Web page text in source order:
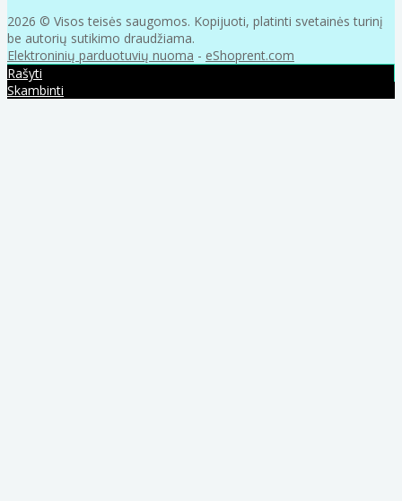
2026 © Visos teisės saugomos. Kopijuoti, platinti svetainės turinį
be autorių sutikimo draudžiama.
Elektroninių parduotuvių nuoma - eShoprent.com
Rašyti
Skambinti